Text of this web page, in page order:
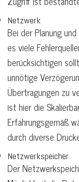
Netzwerk
Bei der Planung
es viele
berücksichtigen
unnötige
Übertragungen zu
ist hier die
Erfahrungsgemäß
durch diverse
Netzwerkspeicher
Der